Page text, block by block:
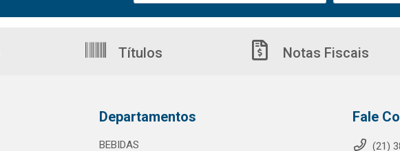
Títulos Notas Fiscais
Departamentos
BEBIDAS
Fale
(21)